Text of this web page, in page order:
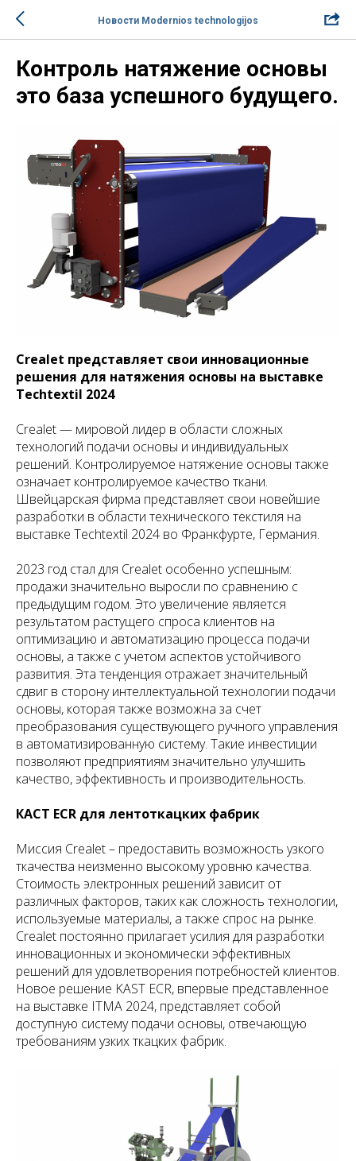
Новости Modernios technologijos
Контроль натяжение основы
это база успешного будущего.
Crealet представляет свои инновационные
решения для натяжения основы на выставке
Techtextil 2024
Crealet — мировой лидер в области сложных
технологий подачи основы и индивидуальных
решений. Контролируемое натяжение основы также
означает контролируемое качество ткани.
Швейцарская фирма представляет свои новейшие
разработки в области технического текстиля на
выставке Techtextil 2024 во Франкфурте, Германия.
2023 год стал для Crealet особенно успешным:
продажи значительно выросли по сравнению с
предыдущим годом. Это увеличение является
результатом растущего спроса клиентов на
оптимизацию и автоматизацию процесса подачи
основы, а также с учетом аспектов устойчивого
развития. Эта тенденция отражает значительный
сдвиг в сторону интеллектуальной технологии подачи
основы, которая также возможна за счет
преобразования существующего ручного управления
в автоматизированную систему. Такие инвестиции
позволяют предприятиям значительно улучшить
качество, эффективность и производительность.
КАСТ ECR для лентоткацких фабрик
Миссия Crealet – предоставить возможность узкого
ткачества неизменно высокому уровню качества.
Стоимость электронных решений зависит от
различных факторов, таких как сложность технологии,
используемые материалы, а также спрос на рынке.
Crealet постоянно прилагает усилия для разработки
инновационных и экономически эффективных
решений для удовлетворения потребностей клиентов.
Новое решение KAST ECR, впервые представленное
на выставке ITMA 2024, представляет собой
доступную систему подачи основы, отвечающую
требованиям узких ткацких фабрик.